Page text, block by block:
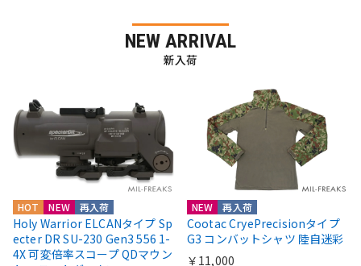
NEW ARRIVAL
新入荷
HOT NEW 再入荷
Holy Warrior ELCANタイプ Sp
ecter DR SU-230 Gen3 556 1-
4X 可変倍率スコープ QDマウン
NEW 再入荷
Cootac CryePrecisionタイプ
G3 コンバットシャツ 陸自迷彩
￥11,000